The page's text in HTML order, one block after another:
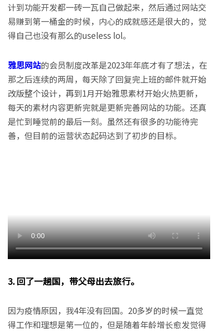
计到功能开发都一砖一瓦自己做起来，然后通过网站交
易赚到第一桶金的时候，内心的成就感还是很大的，觉
得自己也没有那么的useless lol。
雅思网站的会员制度改革是2023年年底才有了想法，在
那之后连续的两周，每天除了回复完上班的邮件就开始
改版整个设计，再到1月开始雅思素材开始火热更新，
每天的素材内容更新完就是更新完善网站的功能。还真
是忙到睡觉前的最后一刻。虽然还有很多的功能待完
善，但目前的运营状态起码达到了初步的目标。
3. 回了一趟国，带父母出去旅行。
因为疫情原因，我4年没有回国。20多岁的时候一直觉
得工作和理想是第一位的，但是随着年龄增长愈发觉得